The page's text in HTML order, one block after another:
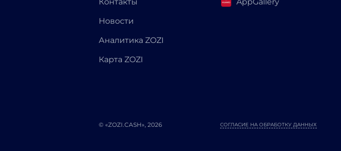
Новости
Аналитика ZOZI
Карта ZOZI
© «ZOZI.CASH», 2026 СОГЛАСИЕ НА ОБРАБОТКУ ДАННЫХ